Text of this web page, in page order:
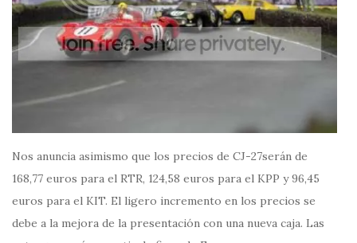
Nos anuncia asimismo que los precios de CJ-27serán de
168,77 euros para el RTR, 124,58 euros para el KPP y 96,45
euros para el KIT. El ligero incremento en los precios se
debe a la mejora de la presentación con una nueva caja. Las